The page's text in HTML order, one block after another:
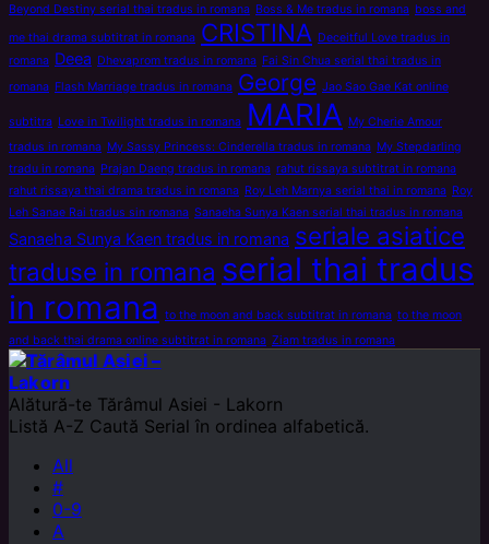
Beyond Destiny serial thai tradus in romana Boss & Me tradus in romana boss and
me thai drama subtitrat in romana CRISTINA Deceitful Love tradus in
romana Deea Dhevaprom tradus in romana Fai Sin Chua serial thai tradus in
romana Flash Marriage tradus in romana George Jao Sao Gae Kat online
subtitra Love in Twilight tradus in romana MARIA My Cherie Amour
tradus in romana My Sassy Princess: Cinderella tradus in romana My Stepdarling
tradu in romana Prajan Daeng tradus in romana rahut rissaya subtitrat in romana
rahut rissaya thai drama tradus in romana Roy Leh Marnya serial thai in romana Roy
Leh Sanae Rai tradus sin romana Sanaeha Sunya Kaen serial thai tradus in romana
Sanaeha Sunya Kaen tradus in romana seriale asiatice
traduse in romana serial thai tradus
in romana to the moon and back subtitrat in romana to the moon
and back thai drama online subtitrat in romana Ziam tradus in romana
Alătură-te Tărâmul Asiei - Lakorn
Listă A-Z Caută Serial în ordinea alfabetică.
All
#
0-9
A